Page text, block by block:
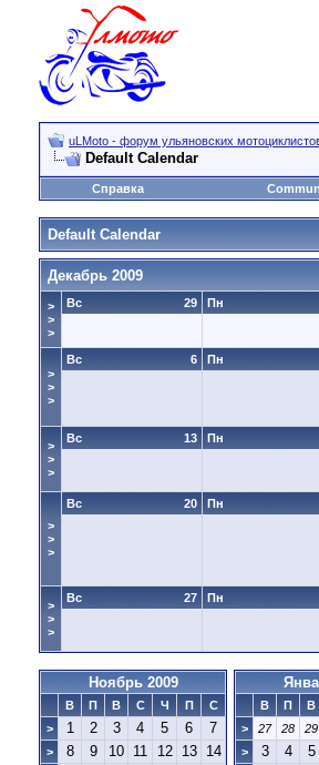
uLMoto - форум ульяновских
Default Calendar
Справка
Default Calendar
Декабрь 2009
>
>
>
29
Вс Пн
>
>
>
6
Вс Пн
>
>
>
13
Вс Пн
>
>
>
20
Вс Пн
>
>
>
27
Вс Пн
Ноябрь 2009
В П В С Ч П
С
>
1 2 3 4 5 6 7
> 8 9 10 11 12 13 14
В П В
>
27 28 29
> 3 4 5